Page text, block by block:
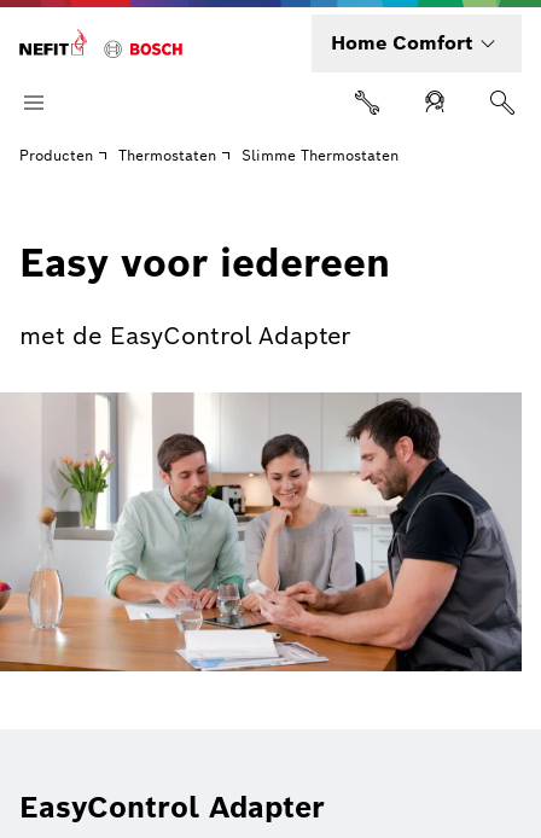
Home Comfort
Producten Thermostaten Slimme Thermostaten
Easy voor iedereen
met de EasyControl Adapter
EasyControl Adapter